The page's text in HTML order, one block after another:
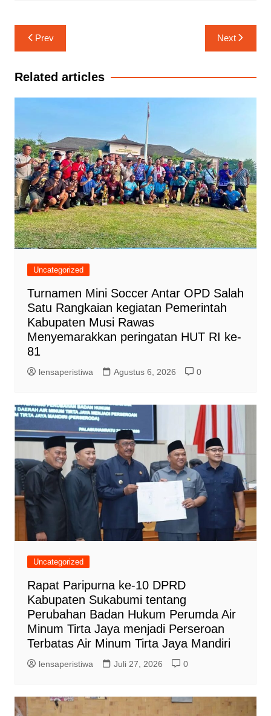
Navigasi
pos
Prev Next
Related articles
Uncategorized
Turnamen Mini Soccer Antar OPD Salah
Satu Rangkaian kegiatan Pemerintah
Kabupaten Musi Rawas
Menyemarakkan peringatan HUT RI ke-
81
lensaperistiwa Agustus 6, 2026 0
Uncategorized
Rapat Paripurna ke-10 DPRD
Kabupaten Sukabumi tentang
Perubahan Badan Hukum Perumda Air
Minum Tirta Jaya menjadi Perseroan
Terbatas Air Minum Tirta Jaya Mandiri
lensaperistiwa Juli 27, 2026 0